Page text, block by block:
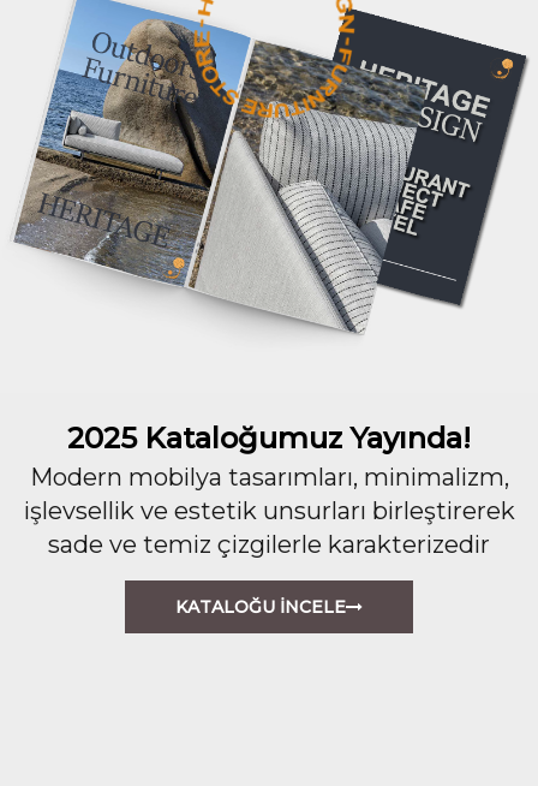
2025 Kataloğumuz Yayında!
Modern mobilya tasarımları, minimalizm,
işlevsellik ve estetik unsurları birleştirerek
sade ve temiz çizgilerle karakterizedir
KATALOĞU İNCELE